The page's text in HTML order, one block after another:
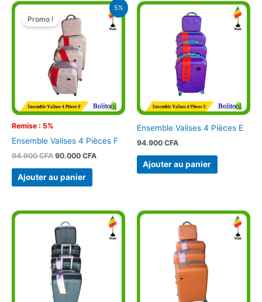
5%
Remise : 5%
Promo !
Ensemble Valises 4 Pièces F
94.900CFA
Le
prix
initial
était :
94.900 CFA.
90.000 CFA
Le
prix
actuel
est :
Ajouter au panier
Ensemble Valises 4 Pièces E
94.900 CFA
Ajouter au panier